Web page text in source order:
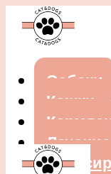
Собаки
Кошки
Лечение